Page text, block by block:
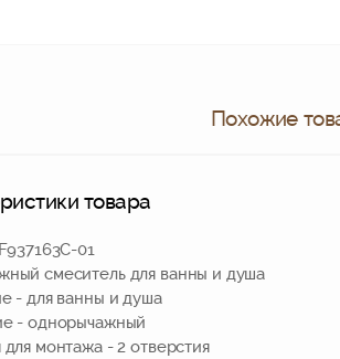
Похожие
товара
01
смеситель для ванны и душа
- для ванны и душа
- однорычажный
для монтажа - 2 отверстия